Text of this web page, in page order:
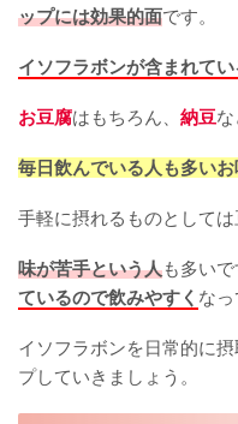
ップには効果的面です。
イソフラボンが含まれて
お豆腐はもちろん、 納豆
毎日飲んでいる人も多い
手軽に摂れるものとしては
味が苦手という人も多いで
ているので飲みやすく なっ
イソフラボンを日常的に
プしていきましょう。